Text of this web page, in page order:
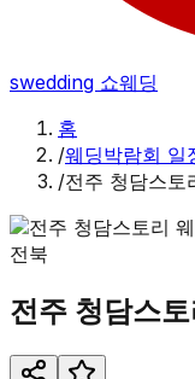
swedding 쇼웨딩
홈
/웨딩박람회 일
/전주 청담스토
전북
전주 청담스